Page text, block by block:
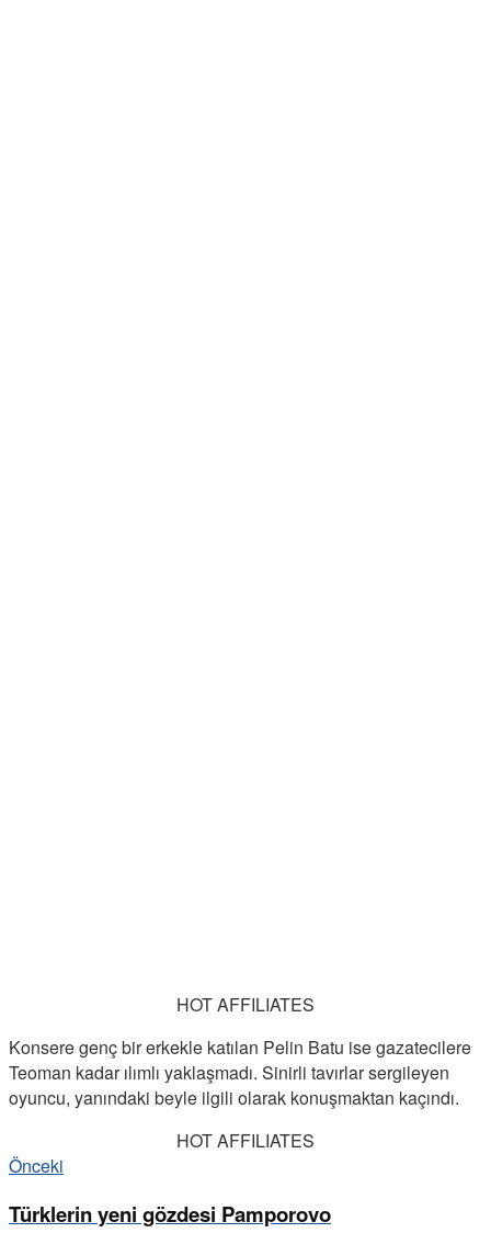
HOT AFFILIATES
Konsere genç bir erkekle katılan Pelin Batu ise gazatecilere
Teoman kadar ılımlı yaklaşmadı. Sinirli tavırlar sergileyen
oyuncu, yanındaki beyle ilgili olarak konuşmaktan kaçındı.
HOT AFFILIATES
Önceki
Türklerin yeni gözdesi Pamporovo